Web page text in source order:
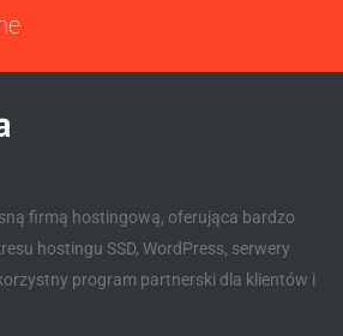
firmą hostingową, oferująca bardzo
hostingu SSD, WordPress, serwery
program partnerski dla klientów i